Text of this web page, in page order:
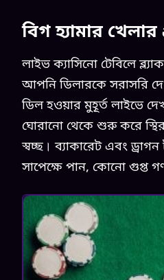
বিগ হ্যামার খেলার
লাইভ ক্যাসিনো টেবিলে
আপনি ডিলারকে সরাসরি
ডিল হওয়ার মুহূর্ত লাইভে
ঘোরানো থেকে শুরু করে
স্বচ্ছ। ব্যাকারেট এবং
সাপেক্ষে পান, কোনো গুপ্ত